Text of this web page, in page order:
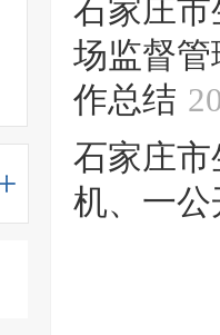
石家庄市
场监督管
作总结
石家庄市
机、一公